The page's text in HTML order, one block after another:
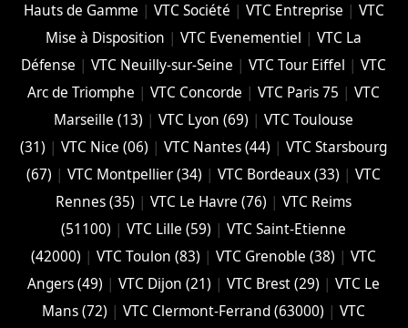
Hauts de Gamme | VTC Société | VTC Entreprise | VTC
Mise à Disposition |VTC Evenementiel |VTC La
Défense |VTC Neuilly-sur-Seine |VTC Tour Eiffel |VTC
Arc de Triomphe |VTC Concorde |VTC Paris 75 |VTC
Marseille (13) |VTC Lyon (69) |VTC Toulouse
(31) |VTC Nice (06) |VTC Nantes (44) |VTC Starsbourg
(67) |VTC Montpellier (34) |VTC Bordeaux (33) |VTC
Rennes (35) |VTC Le Havre (76) |VTC Reims
(51100) |VTC Lille (59) |VTC Saint-Etienne
(42000) |VTC Toulon (83) |VTC Grenoble (38) |VTC
Angers (49) |VTC Dijon (21) |VTC Brest (29) |VTC Le
Mans (72) |VTC Clermont-Ferrand (63000) |VTC